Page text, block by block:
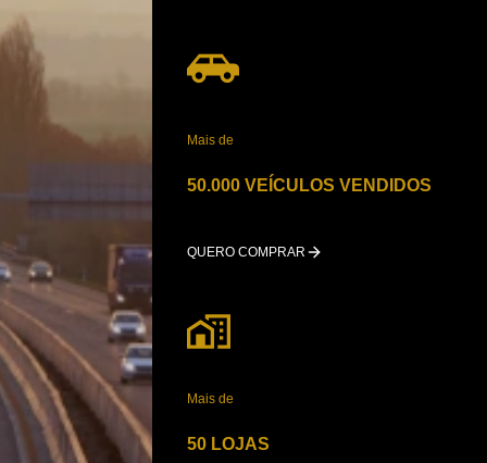
Mais de
50.000 VEÍCULOS VENDIDOS
QUERO COMPRAR
Mais de
50 LOJAS